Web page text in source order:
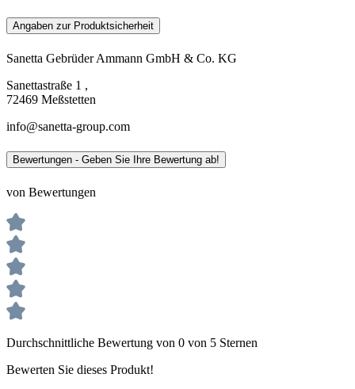
Angaben zur Produktsicherheit
Sanetta Gebrüder Ammann GmbH & Co. KG
Sanettastraße 1 ,
72469 Meßstetten
info@sanetta-group.com
Bewertungen - Geben Sie Ihre Bewertung ab!
von Bewertungen
Durchschnittliche Bewertung von 0 von 5 Sternen
Bewerten Sie dieses Produkt!